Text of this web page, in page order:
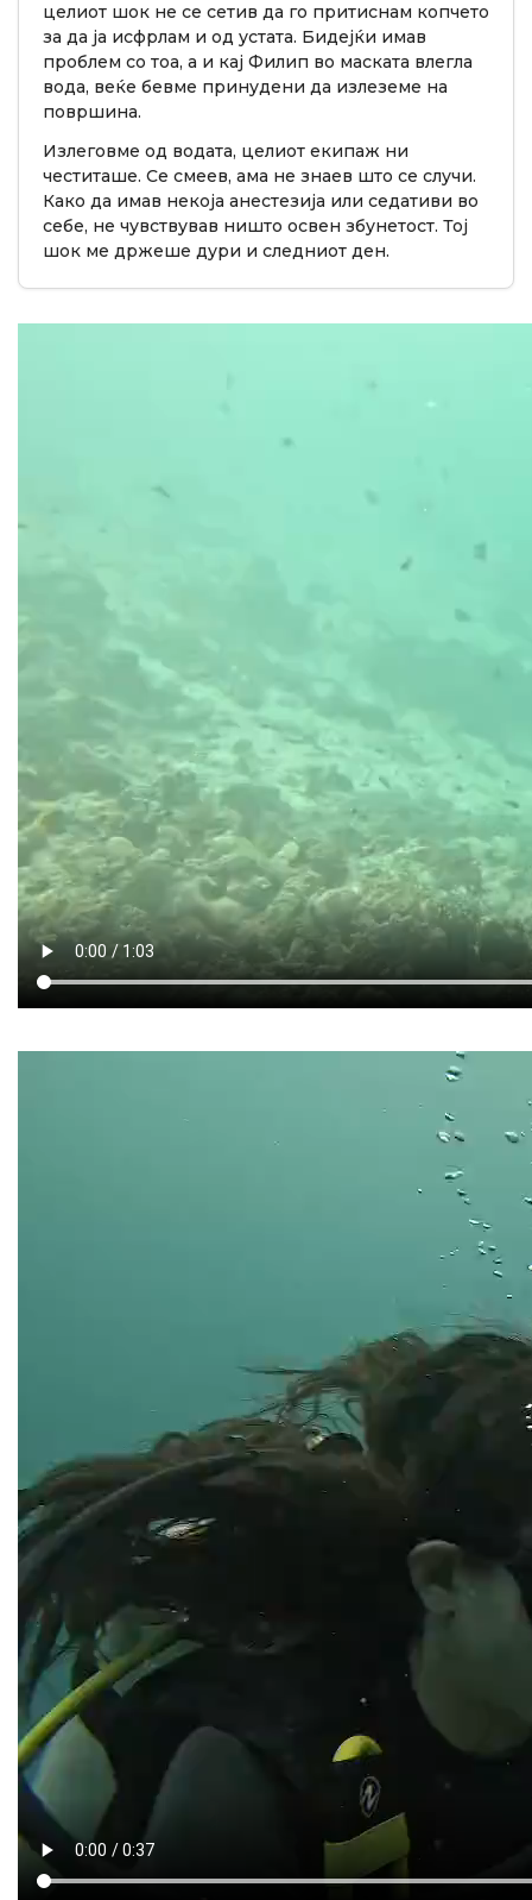
целиот шок не се сетив да го притиснам копчето
за да ја исфрлам и од устата. Бидејќи имав
проблем со тоа, а и кај Филип во маската влегла
вода, веќе бевме принудени да излеземе на
површина.
Излеговме од водата, целиот екипаж ни
честиташе. Се смеев, ама не знаев што се случи.
Како да имав некоја анестезија или седативи во
себе, не чувствував ништо освен збунетост. Тој
шок ме држеше дури и следниот ден.